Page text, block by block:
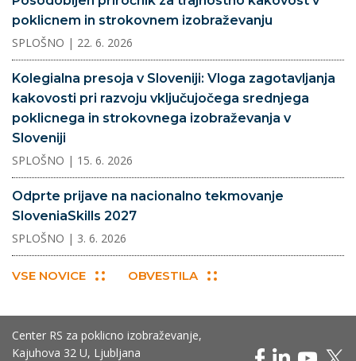
poklicnem in strokovnem izobraževanju
SPLOŠNO | 22. 6. 2026
Kolegialna presoja v Sloveniji: Vloga zagotavljanja
kakovosti pri razvoju vključujočega srednjega
poklicnega in strokovnega izobraževanja v
Sloveniji
SPLOŠNO | 15. 6. 2026
Odprte prijave na nacionalno tekmovanje
SloveniaSkills 2027
SPLOŠNO | 3. 6. 2026
VSE NOVICE OBVESTILA
Center RS za poklicno izobraževanje,
Kajuhova 32 U, Ljubljana